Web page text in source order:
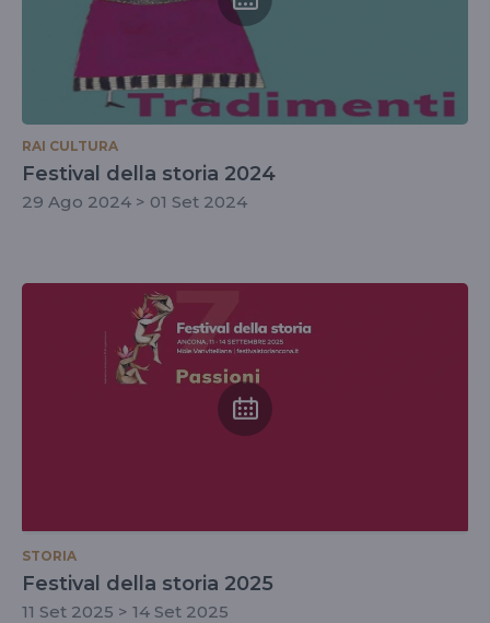
RAI CULTURA
Festival della storia 2024
29 Ago 2024 > 01 Set 2024
STORIA
Festival della storia 2025
11 Set 2025 > 14 Set 2025